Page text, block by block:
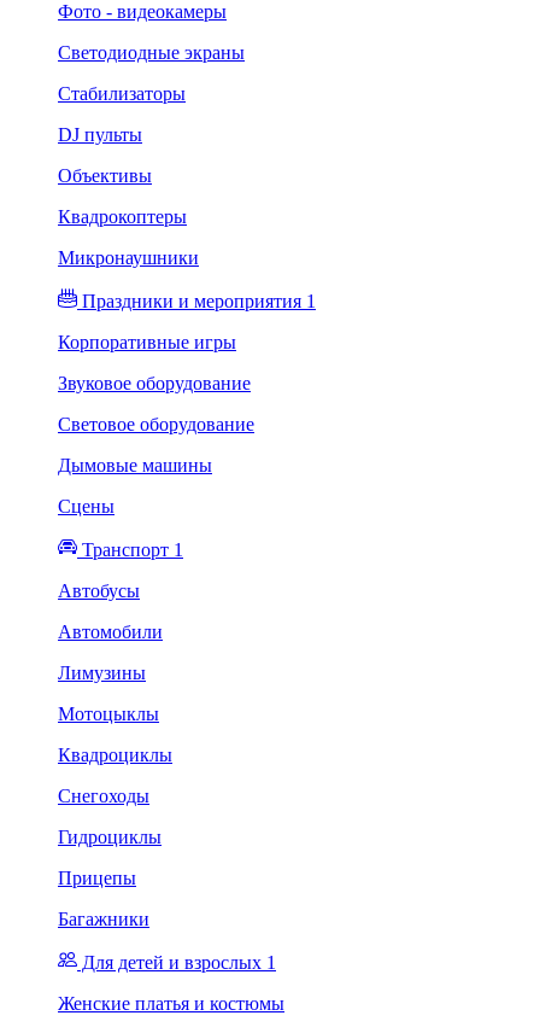
Фото - видеокамеры
Светодиодные экраны
Стабилизаторы
DJ пульты
Объективы
Квадрокоптеры
Микронаушники
Праздники и мероприятия 1
Корпоративные игры
Звуковое оборудование
Световое оборудование
Дымовые машины
Сцены
Транспорт 1
Автобусы
Автомобили
Лимузины
Мотоцыклы
Квадроциклы
Снегоходы
Гидроциклы
Прицепы
Багажники
Для детей и взрослых 1
Женские платья и костюмы